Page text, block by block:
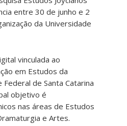
entre 30 de junho e 2
da Universidade
vinculada ao
em Estudos da
de Santa Catarina
objetivo é
nas áreas de Estudos
e Artes.